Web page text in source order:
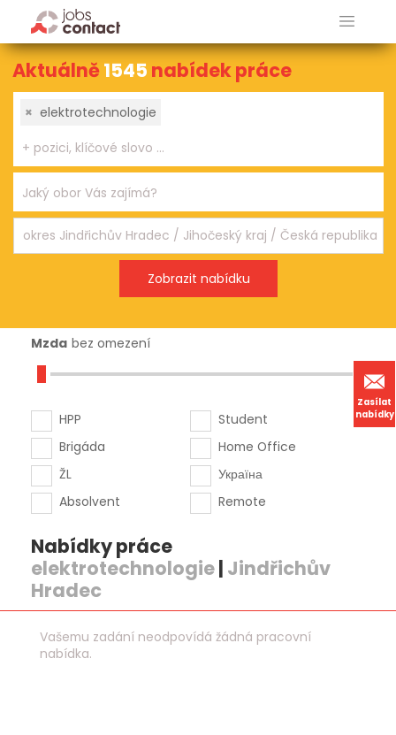
Zasílat
nabídky
Aktuálně1545 nabídek práce
× elektrotechnologie
Mzda bez omezení
HPP
Brigáda
ŽL
Absolvent
Student
Home Office
Україна
Remote
Nabídky práce
elektrotechnologie| Jindřichův
Hradec
Vašemu zadání neodpovídá žádná pracovní
nabídka.